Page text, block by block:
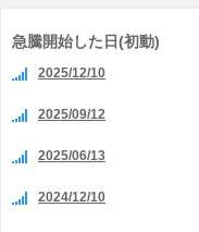
急騰開始した日(初動)
2025/12/10
2025/09/12
2025/06/13
2024/12/10